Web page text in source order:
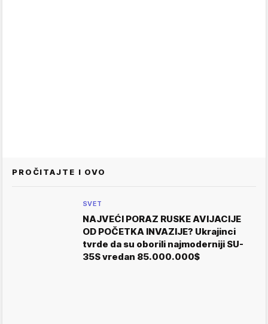
PROČITAJTE I OVO
SVET
NAJVEĆI PORAZ RUSKE AVIJACIJE
OD POČETKA INVAZIJE? Ukrajinci
tvrde da su oborili najmoderniji SU-
35S vredan 85.000.000$